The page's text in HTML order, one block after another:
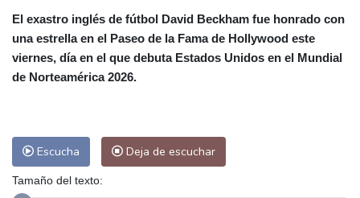
El exastro inglés de fútbol David Beckham fue honrado con
una estrella en el Paseo de la Fama de Hollywood este
viernes, día en el que debuta Estados Unidos en el Mundial
de Norteamérica 2026.
Escucha Deja de escuchar
Tamaño del texto: